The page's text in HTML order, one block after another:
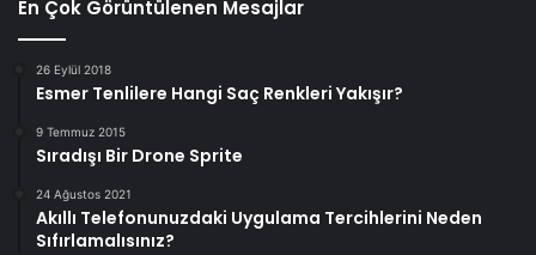
En Çok Görüntülenen Mesajlar
26 Eylül 2018
Esmer Tenlilere Hangi Saç Renkleri Yakışır?
9 Temmuz 2015
Sıradışı Bir Drone Sprite
24 Ağustos 2021
Akıllı Telefonunuzdaki Uygulama Tercihlerini Neden
Sıfırlamalısınız?